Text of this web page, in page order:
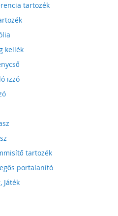
tartozék
kellék
izzó
tartozék
portalanító
Játék